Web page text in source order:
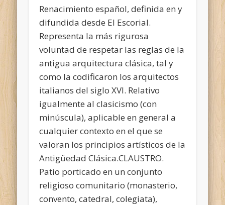
Renacimiento español, definida en y
difundida desde El Escorial.
Representa la más rigurosa
voluntad de respetar las reglas de la
antigua arquitectura clásica, tal y
como la codificaron los arquitectos
italianos del siglo XVI. Relativo
igualmente al clasicismo (con
minúscula), aplicable en general a
cualquier contexto en el que se
valoran los principios artísticos de la
Antigüedad Clásica.CLAUSTRO.
Patio porticado en un conjunto
religioso comunitario (monasterio,
convento, catedral, colegiata),